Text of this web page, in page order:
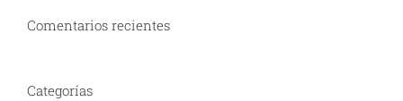
Comentarios recientes
Categorías